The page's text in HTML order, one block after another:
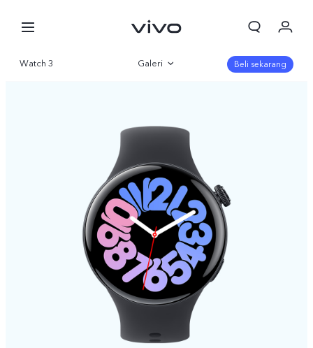
Watch 3 Galeri Beli sekarang